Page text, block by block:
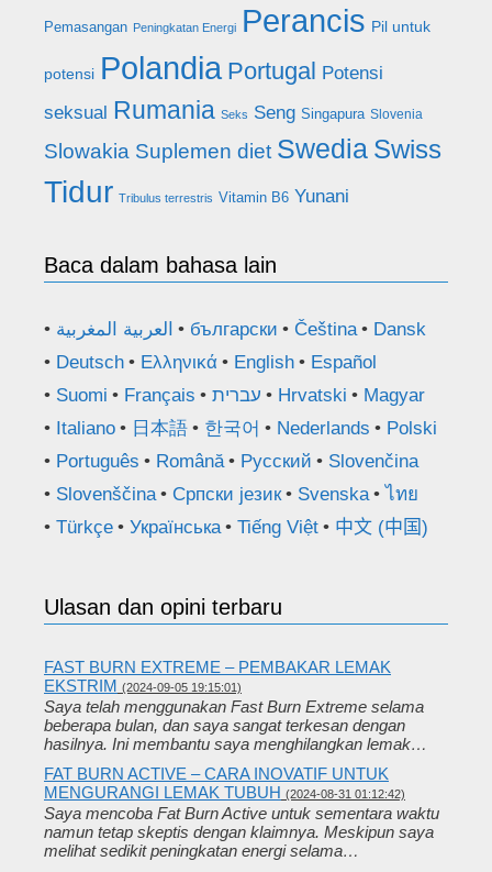
Pemasangan Peningkatan Energi Perancis Pil untuk
potensi Polandia Portugal Potensi
seksual Rumania Seks Seng Singapura Slovenia
Slowakia Suplemen diet Swedia Swiss
Tidur Tribulus terrestris Vitamin B6 Yunani
Baca dalam bahasa lain
العربية المغربية български Čeština
Dansk
Deutsch
Ελληνικά English
Español
Suomi
Français עברית Hrvatski
Magyar
Italiano
日本語 한국어 Nederlands
Polski
Português
Română Русский
Slovenčina
Slovenščina
Српски језик Svenska
ไทย
Türkçe
Українська Tiếng Việt 中文 (中国)
Ulasan dan opini terbaru
FAST BURN EXTREME – PEMBAKAR LEMAK
EKSTRIM (2024-09-05 19:15:01)
Saya telah menggunakan Fast Burn Extreme selama
beberapa bulan, dan saya sangat terkesan dengan
hasilnya. Ini membantu saya menghilangkan lemak…
FAT BURN ACTIVE – CARA INOVATIF UNTUK
MENGURANGI LEMAK TUBUH (2024-08-31 01:12:42)
Saya mencoba Fat Burn Active untuk sementara waktu
namun tetap skeptis dengan klaimnya. Meskipun saya
melihat sedikit peningkatan energi selama…